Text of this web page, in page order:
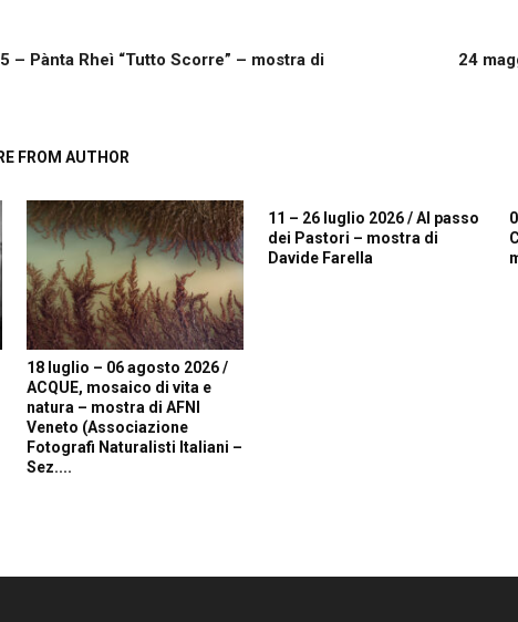
– Pànta Rheì “Tutto Scorre” – mostra di
24
FROM AUTHOR
18 luglio – 06 agosto 2026 /
ACQUE, mosaico di vita e
natura – mostra di AFNI
Veneto (Associazione
Fotografi Naturalisti Italiani –
Sez....
11 – 26 luglio 2026 / Al passo
dei Pastori – mostra di
Davide Farella